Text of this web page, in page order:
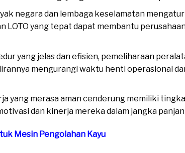
negara dan lembaga keselamatan mengatur
LOTO yang tepat dapat membantu
yang jelas dan efisien, pemeliharaan
mengurangi waktu henti operasional
yang merasa aman cenderung memiliki
dan kinerja mereka dalam jangka
Mesin Pengolahan Kayu